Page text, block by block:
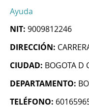
Ayuda
NIT: 9009812246
DIRECCIÓN:
CIUDAD: BOGOTA D
DEPARTAMENTO:
TELÉFONO: